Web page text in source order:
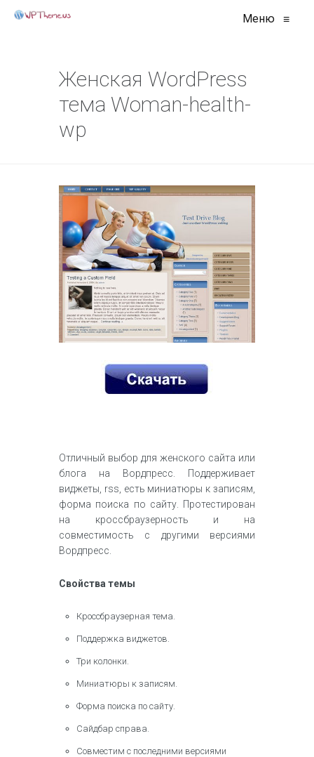
Меню ≡
Женская WordPress
тема Woman-health-
wp
Отличный выбор для женского сайта или
блога на Вордпресс. Поддерживает
виджеты, rss, есть миниатюры к записям,
форма поиска по сайту. Протестирован
на кроссбраузерность и на
совместимость с другими версиями
Вордпресс.
Свойства темы
Кроссбраузерная тема.
Поддержка виджетов.
Три колонки.
Миниатюры к записям.
Форма поиска по сайту.
Сайдбар справа.
Совместим с последними версиями